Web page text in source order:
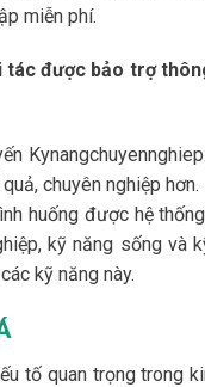
miễn phí.
tác được bảo trợ
chuyên nghiệp
huống được hệ
kỹ năng sống và
kỹ năng này.
tố quan trọng trong